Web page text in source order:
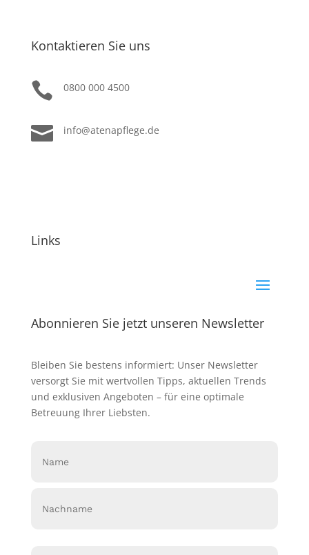
Kontaktieren Sie uns
 0800 000 4500
 info@atenapflege.de
Links
Abonnieren Sie jetzt unseren Newsletter
Bleiben Sie bestens informiert: Unser Newsletter
versorgt Sie mit wertvollen Tipps, aktuellen Trends
und exklusiven Angeboten – für eine optimale
Betreuung Ihrer Liebsten.
(erforderlich)